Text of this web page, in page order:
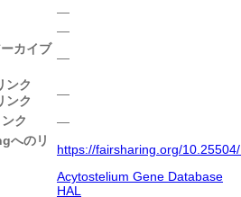
―
―
カイブ
―
ンク
ンク
―
ク
―
へのリ
https://fairsharing.org/
Acytostelium Gene Database
HAL